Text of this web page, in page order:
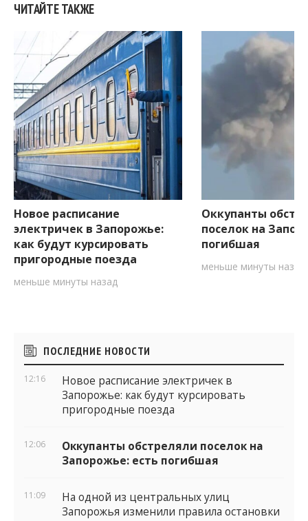
ЧИТАЙТЕ ТАКЖЕ
Новое расписание
электричек в Запорожье:
как будут курсировать
пригородные поезда
меньше минуты назад
Оккупанты
поселок на
погибшая
меньше минуты назад
Боковые
виджеты
ПОСЛЕДНИЕ НОВОСТИ
12:16
Новое расписание электричек в
Запорожье: как будут курсировать
пригородные поезда
12:06
Оккупанты обстреляли поселок на
Запорожье: есть погибшая
11:09
На одной из центральных улиц
Запорожья изменили правила остановки